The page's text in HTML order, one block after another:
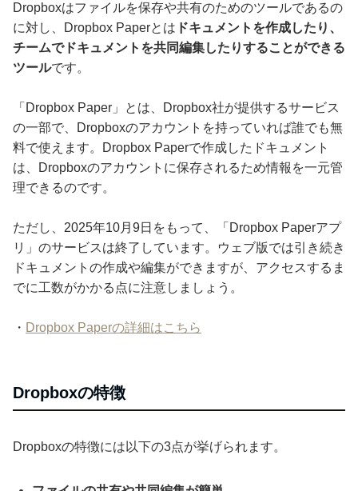
Dropboxはファイルを保存や共有のためのツールであるの
に対し、Dropbox Paperとは ドキュメントを作成したり、
チームでドキュメントを共同編集したりすることができる
ツールです。
「Dropbox Paper」とは、Dropbox社が提供するサービス
の一部で、Dropboxのアカウントを持っていれば誰でも無
料で使えます。Dropbox Paperで作成したドキュメント
は、Dropboxのアカウントに保存されるため情報を一元管
理できるのです。
ただし、2025年10月9日をもって、「Dropbox Paperアプ
リ」のサービスは終了しています。ウェブ版では引き続き
ドキュメントの作成や編集ができますが、アクセスするま
でに工数がかかる点に注意しましょう。
・ Dropbox Paperの詳細はこちら
Dropboxの特徴
Dropboxの特徴には以下の3点が挙げられます。